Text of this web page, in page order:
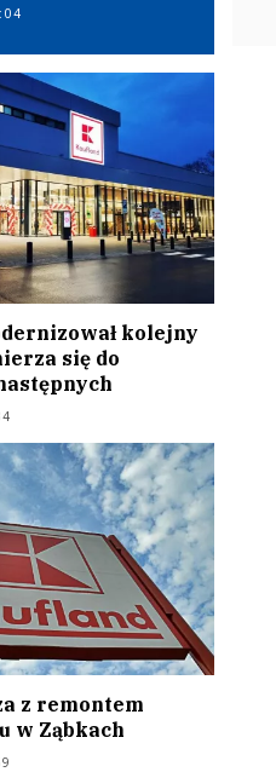
kolejny
się do
z remontem
w Ząbkach